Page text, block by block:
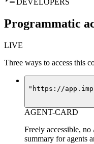
DEVELOPERS
Programmatic
LIVE
Three ways to access this
"https://
AGENT-CARD
Freely accessible,
summary for agents